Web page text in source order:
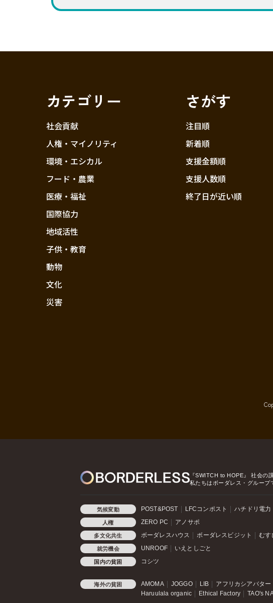
カテゴリー
社会貢献
人権・マイノリティ
環境・エシカル
フード・農業
医療・福祉
国際協力
地域活性
子供・教育
動物
文化
災害
さがす
注目順
新着順
支援金額順
支援人数順
終了日が近い順
『SWITCH to HOPE』
社会の
私たちはボーダレス・グループ
気候変動 POST&POST LFCコンポスト ハチドリ電力
人権 ZERO PC アノサポ
多文化共生 ボーダレスハウス ボーダレスビジット むす
就労機会 UNROOF いえとしごと
国内の貧困 コシツ
海外の貧困 AMOMA JOGGO LIB
アフリカシアバター
Haruulala organic
Ethical Factory TAO's